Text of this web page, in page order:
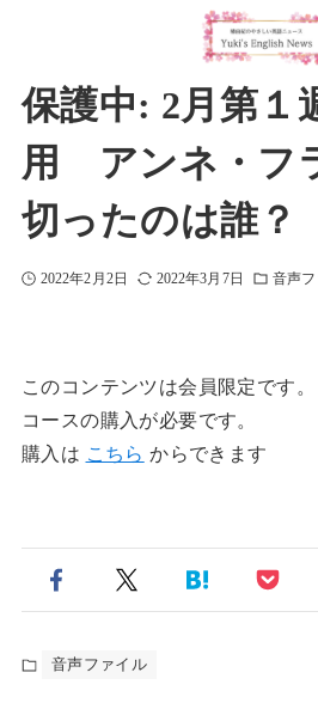
保護中: 2月第
用 アンネ・フ
切ったのは誰？
2022年2月2日 2022年3月7日 音声
このコンテンツは会員限定です。
コースの購入が必要です。
購入は こちら からできます
音声ファイル